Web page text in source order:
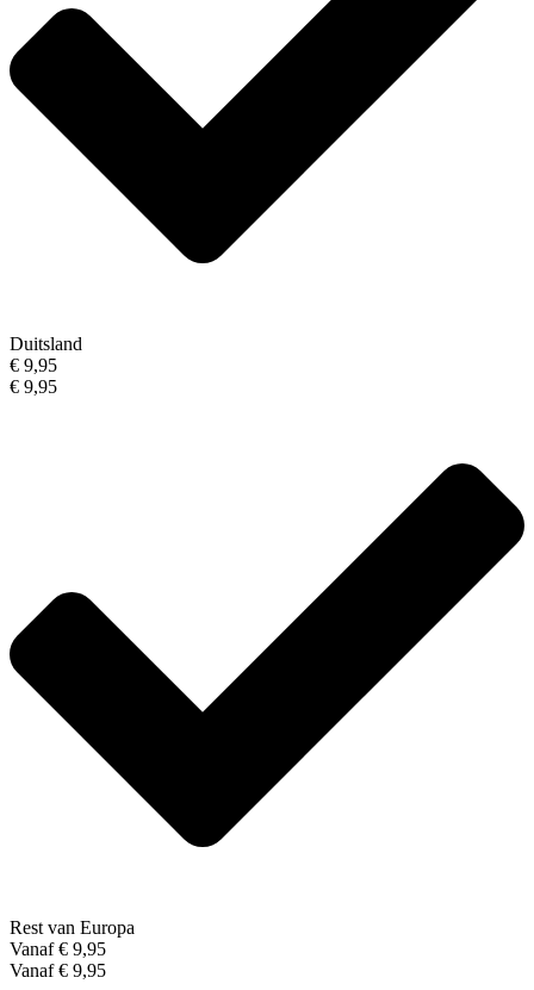
Duitsland
€ 9,95
€ 9,95
Rest van Europa
Vanaf € 9,95
Vanaf € 9,95